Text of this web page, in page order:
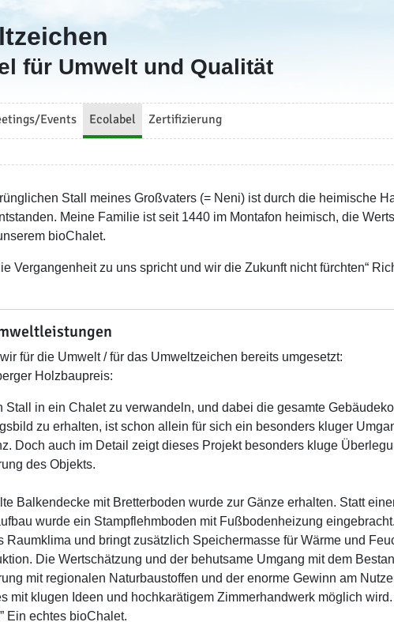
für Umwelt und Qualität
Events Ecolabel Zertifizierung
Stall meines Großvaters (= Neni) ist durch die heimische
Meine Familie ist seit 1440 im Montafon heimisch, die
bioChalet.
Vergangenheit zu uns spricht und wir die Zukunft nicht fürchten“
für die Umwelt / für das Umweltzeichen bereits umgesetzt:
Holzbaupreis:
Stall in ein Chalet zu verwandeln, und dabei die gesamte
zu erhalten, ist schon allein für sich ein besonders kluger
Doch auch im Detail zeigt dieses Projekt besonders kluge
des Objekts.
Balkendecke mit Bretterboden wurde zur Gänze erhalten. Statt
wurde ein Stampflehmboden mit Fußbodenheizung
Raumklima und bringt zusätzlich Speichermasse für Wärme und
Die Wertschätzung und der behutsame Umgang mit dem
mit regionalen Naturbaustoffen und der enorme Gewinn am
mit klugen Ideen und hochkarätigem Zimmerhandwerk möglich
Ein echtes bioChalet.